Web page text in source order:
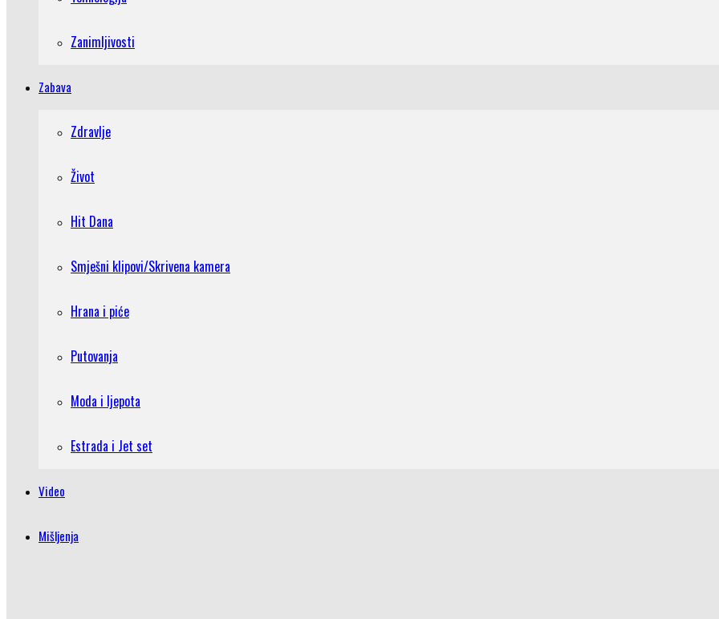
Zanimljivosti
Zabava
Zdravlje
Život
Hit Dana
Smješni klipovi/Skrivena kamera
Hrana i piće
Putovanja
Moda i ljepota
Estrada i Jet set
Video
Mišljenja